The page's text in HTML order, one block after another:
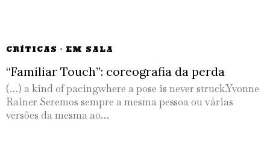
CRÍTICAS · EM SALA
“Familiar Touch”: coreografia da perda
(…) a kind of pacingwhere a pose is never struck.Yvonne
Rainer Seremos sempre a mesma pessoa ou várias
versões da mesma ao…